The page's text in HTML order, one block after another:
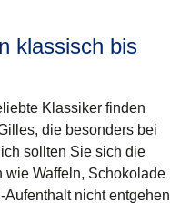
klassisch bis
Klassiker finden
die besonders bei
sollten Sie sich die
wie Waffeln, Schokolade
Aufenthalt nicht entgehen